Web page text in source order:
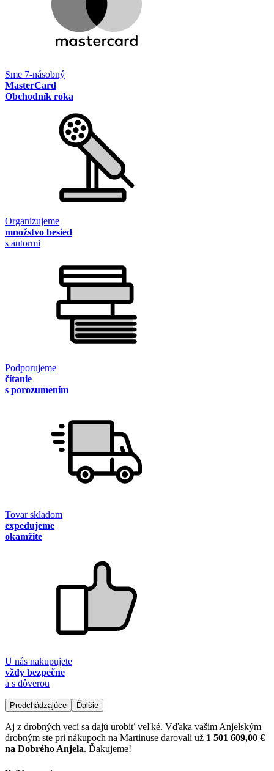
Sme 7-násobný
MasterCard
Obchodník roka
Organizujeme
množstvo besied
s autormi
Podporujeme
čítanie
s porozumením
Tovar skladom
expedujeme
okamžite
U nás nakupujete
vždy bezpečne
a s dôverou
Predchádzajúce Ďalšie
Aj z drobných vecí sa dajú urobiť veľké. Vďaka vašim Anjelským
drobným ste pri nákupoch na Martinuse darovali už 1 501 609,00 €
na Dobrého Anjela. Ďakujeme!